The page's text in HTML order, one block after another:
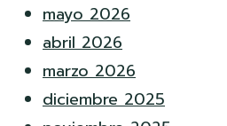
mayo 2026
abril 2026
marzo 2026
diciembre 2025